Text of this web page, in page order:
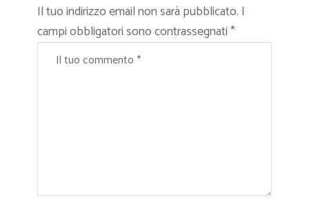
Il tuo indirizzo email non sarà pubblicato. I
campi obbligatori sono contrassegnati*